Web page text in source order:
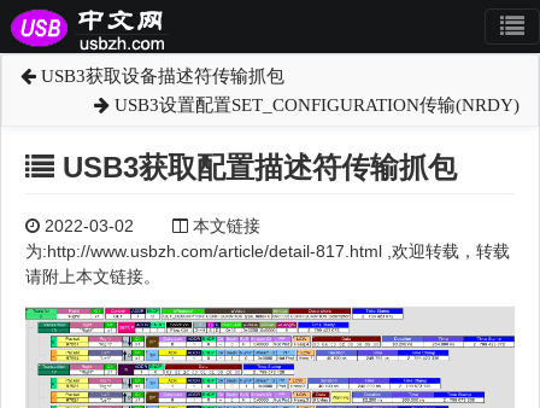
USB3获取设备描述符传输抓包
USB3设置配置SET_CONFIGURATION传输(NRDY)
USB3获取配置描述符传输抓包
2022-03-02
本文链接
为:http://www.usbzh.com/article/detail-817.html ,欢迎转载，转载
请附上本文链接。